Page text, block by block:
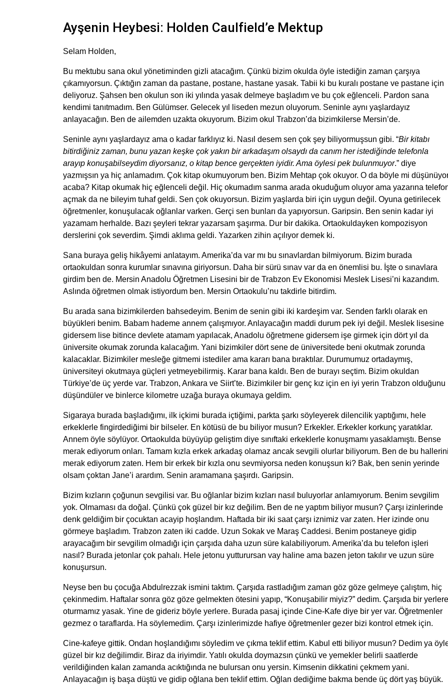
Ayşenin Heybesi: Holden Caulfield’e Mektup
Selam Holden,
Bu mektubu sana okul yönetiminden gizli atacağım. Çünkü bizim okulda öyle istediğin zaman çarşıya
çıkamıyorsun. Çıktığın zaman da pastane, postane, hastane yasak. Tabii ki bu kuralı postane ve pastane için
deliyoruz. Şahsen ben okulun son iki yılında yasak delmeye başladım ve bu çok eğlenceli. Pardon sana
kendimi tanıtmadım. Ben Gülümser. Gelecek yıl liseden mezun oluyorum. Seninle aynı yaşlardayız
anlayacağın. Ben de ailemden uzakta okuyorum. Bizim okul Trabzon’da bizimkilerse Mersin’de.
Seninle aynı yaşlardayız ama o kadar farklıyız ki. Nasıl desem sen çok şey biliyormuşsun gibi. “Bir kitabı
bitirdiğiniz zaman, bunu yazan keşke çok yakın bir arkadaşım olsaydı da canım her istediğinde telefonla
arayıp konuşabilseydim diyorsanız, o kitap bence gerçekten iyidir. Ama öylesi pek bulunmuyor.” diye
yazmışsın ya hiç anlamadım. Çok kitap okumuyorum ben. Bizim Mehtap çok okuyor. O da böyle mi
acaba? Kitap okumak hiç eğlenceli değil. Hiç okumadım sanma arada okuduğum oluyor ama yazarına
açmak da ne bileyim tuhaf geldi. Sen çok okuyorsun. Bizim yaşlarda biri için uygun değil. Oyuna getirilecek
öğretmenler, konuşulacak oğlanlar varken. Gerçi sen bunları da yapıyorsun. Garipsin. Ben senin kadar iyi
yazamam herhalde. Bazı şeyleri tekrar yazarsam şaşırma. Dur bir dakika. Ortaokuldayken kompozisyon
derslerini çok severdim. Şimdi aklıma geldi. Yazarken zihin açılıyor demek ki.
Sana buraya geliş hikâyemi anlatayım. Amerika’da var mı bu sınavlardan bilmiyorum. Bizim burada
ortaokuldan sonra kurumlar sınavına giriyorsun. Daha bir sürü sınav var da en önemlisi bu. İşte o sınavlara
girdim ben de. Mersin Anadolu Öğretmen Lisesini bir de Trabzon Ev Ekonomisi Meslek Lisesi’ni kazandım.
Aslında öğretmen olmak istiyordum ben. Mersin Ortaokulu’nu takdirle bitirdim.
Bu arada sana bizimkilerden bahsedeyim. Benim de senin gibi iki kardeşim var. Senden farklı olarak en
büyükleri benim. Babam hademe annem çalışmıyor. Anlayacağın maddi durum pek iyi değil. Meslek lisesine
gidersem lise bitince devlete atamam yapılacak, Anadolu öğretmene gidersem işe girmek için dört yıl da
üniversite okumak zorunda kalacağım. Yani bizimkiler dört sene de üniversitede beni okutmak zorunda
kalacaklar. Bizimkiler mesleğe gitmemi istediler ama kararı bana bıraktılar. Durumumuz ortadaymış,
üniversiteyi okutmaya güçleri yetmeyebilirmiş. Karar bana kaldı. Ben de burayı seçtim. Bizim okuldan
Türkiye’de üç yerde var. Trabzon, Ankara ve Siirt’te. Bizimkiler bir genç kız için en iyi yerin Trabzon olduğunu
düşündüler ve binlerce kilometre uzağa buraya okumaya geldim.
Sigaraya burada başladığımı, ilk içkimi burada içtiğimi, parkta şarkı söyleyerek dilencilik yaptığımı, hele
erkeklerle fingirdediğimi bir bilseler. En kötüsü de bu biliyor musun? Erkekler. Erkekler korkunç yaratıklar.
Annem öyle söylüyor. Ortaokulda büyüyüp geliştim diye sınıftaki erkeklerle konuşmamı yasaklamıştı. Bense
merak ediyorum onları. Tamam kızla erkek arkadaş olamaz ancak sevgili olurlar biliyorum. Ben de bu
merak ediyorum zaten. Hem bir erkek bir kızla onu sevmiyorsa neden konuşsun ki? Bak, ben senin yerinde
olsam çoktan Jane’i arardım. Senin aramamana şaşırdı. Garipsin.
Bizim kızların çoğunun sevgilisi var. Bu oğlanlar bizim kızları nasıl buluyorlar anlamıyorum. Benim sevgilim
yok. Olmaması da doğal. Çünkü çok güzel bir kız değilim. Ben de ne yaptım biliyor musun? Çarşı izinlerinde
denk geldiğim bir çocuktan acayip hoşlandım. Haftada bir iki saat çarşı iznimiz var zaten. Her izinde onu
görmeye başladım. Trabzon zaten iki cadde. Uzun Sokak ve Maraş Caddesi. Benim postaneye gidip
arayacağım bir sevgilim olmadığı için çarşıda daha uzun süre kalabiliyorum. Amerika’da bu telefon işleri
nasıl? Burada jetonlar çok pahalı. Hele jetonu yutturursan vay haline ama bazen jeton takılır ve uzun süre
konuşursun.
Neyse ben bu çocuğa Abdulrezzak ismini taktım. Çarşıda rastladığım zaman göz göze gelmeye çalıştım, hiç
çekinmedim. Haftalar sonra göz göze gelmekten ötesini yapıp, “Konuşabilir miyiz?” dedim. Çarşıda bir yerlere
oturmamız yasak. Yine de gideriz böyle yerlere. Burada pasaj içinde Cine-Kafe diye bir yer var. Öğretmenler
gezmez o taraflarda. Ha söylemedim. Çarşı izinlerimizde hafiye öğretmenler gezer bizi kontrol etmek için.
Cine-kafeye gittik. Ondan hoşlandığımı söyledim ve çıkma teklif ettim. Kabul etti biliyor musun? Dedim ya
güzel bir kız değilimdir. Biraz da iriyimdir. Yatılı okulda doymazsın çünkü ve yemekler belirli saatlerde
verildiğinden kalan zamanda acıktığında ne bulursan onu yersin. Kimsenin dikkatini çekmem yani.
Anlayacağın iş başa düştü ve gidip oğlana ben teklif ettim. Oğlan dediğime bakma bende üç dört yaş büyük.